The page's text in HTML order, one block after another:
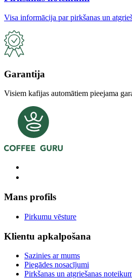
Visa informācija par pirkšanas un
Garantija
Visiem kafijas automātiem pieejama
Mans profils
Pirkumu vēsture
Klientu apkalpošana
Sazinies ar mums
Piegādes nosacījumi
Pirkšanas un atgriešanas